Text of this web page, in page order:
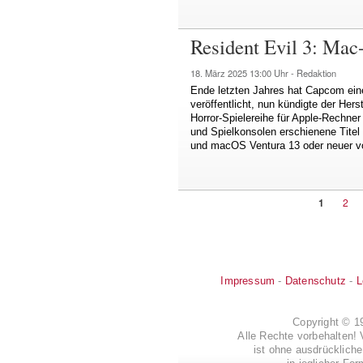
Resident Evil 3:
18. März 2025 13:00 Uhr - Redaktion
Ende letzten Jahres hat Capcom
veröffentlicht, nun kündigte der
Horror-Spielereihe für Apple-
und Spielkonsolen erschienene
und macOS Ventura 13 oder neuer
Aktuelle
1 2
Impressum - Datenschutz -
Copyright ©
Alle Rechte vorbehalten!
ist ohne